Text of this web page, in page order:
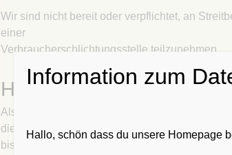
Wir sind nicht bereit oder verpflichtet, an
einer
Verbraucherschlichtungsstelle teilzunehmen.
Haftung für Inhalte
Als Diensteanbieter sind wir gemäß § 7 Abs.1
diesen Seiten nach den allgemeinen Gesetzen
bis 10 TMG sind wir als Diensteanbieter jedoch
Information zum
Hallo, schön dass du unsere Homepage